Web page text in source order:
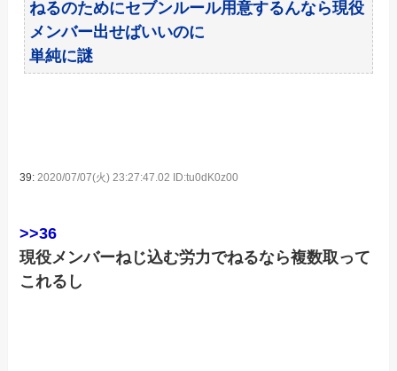
ねるのためにセブンルール用意するんなら現役
メンバー出せばいいのに
単純に謎
39:2020/07/07(火) 23:27:47.02 ID:tu0dK0z00
>>36
現役メンバーねじ込む労力でねるなら複数取って
これるし